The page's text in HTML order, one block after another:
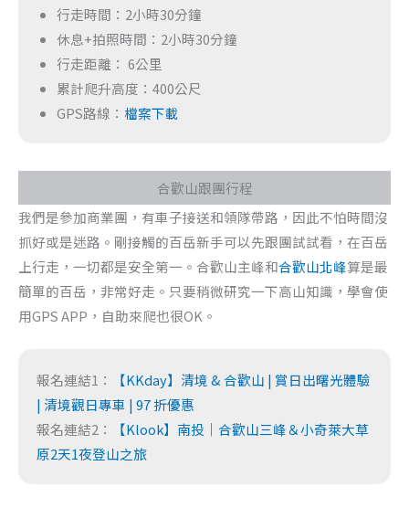
行走時間：2小時30分鐘
休息+拍照時間：2小時30分鐘
行走距離： 6公里
累計爬升高度：400公尺
GPS路線： 檔案下載
合歡山跟團行程
我們是參加商業團，有車子接送和領隊帶路，因此不怕時間沒
抓好或是迷路。剛接觸的百岳新手可以先跟團試試看，在百岳
上行走，一切都是安全第一。合歡山主峰和合歡山北峰算是最
簡單的百岳，非常好走。只要稍微研究一下高山知識，學會使
用GPS APP，自助來爬也很OK。
報名連結1：
【KKday】清境 & 合歡山 | 賞日出曙光體驗
| 清境觀日專車 | 97 折優惠
報名連結2：
【Klook】南投｜合歡山三峰＆小奇萊大草
原2天1夜登山之旅